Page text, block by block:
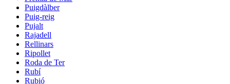
Puigdàlber
Puig-reig
Pujalt
Rajadell
Rellinars
Ripollet
Roda de Ter
Rubí
Rubió